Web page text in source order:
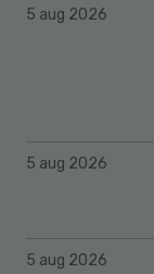
5 aug 2026
5 aug 2026
5 aug 2026